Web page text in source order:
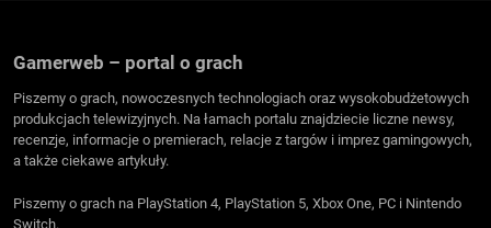
Gamerweb – portal o grach
Piszemy o grach, nowoczesnych technologiach oraz wysokobudżetowych
produkcjach telewizyjnych. Na łamach portalu znajdziecie liczne newsy,
recenzje, informacje o premierach, relacje z targów i imprez gamingowych,
a także ciekawe artykuły.
Piszemy o grach na PlayStation 4, PlayStation 5, Xbox One, PC i Nintendo
Switch.